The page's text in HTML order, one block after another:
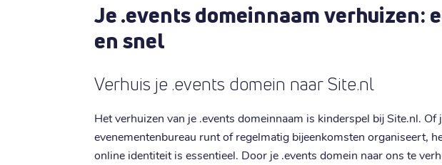
Je .events domeinnaam verhuizen:
en snel
Verhuis je .events domein naar Site.nl
Het verhuizen van je .events domeinnaam is kinderspel bij Site.nl. Of
evenementenbureau runt of regelmatig bijeenkomsten organiseert,
online identiteit is essentieel. Door je .events domein naar ons te